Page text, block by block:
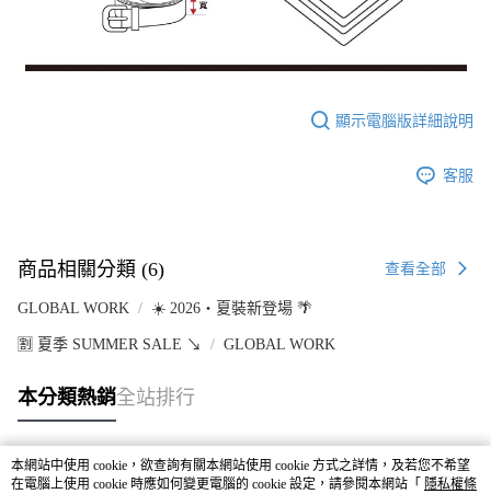
顯示電腦版詳細說明
客服
商品相關分類 (6) 查看全部
GLOBAL WORK ☀️ 2026・夏裝新登場 🌴
🈹 夏季 SUMMER SALE ↘️ GLOBAL WORK
本分類熱銷全站排行
熱門標籤
本網站中使用 cookie，欲查詢有關本網站使用 cookie 方式之詳情，及若您不希望
在電腦上使用 cookie 時應如何變更電腦的 cookie 設定，請參閱本網站「 隱私權條